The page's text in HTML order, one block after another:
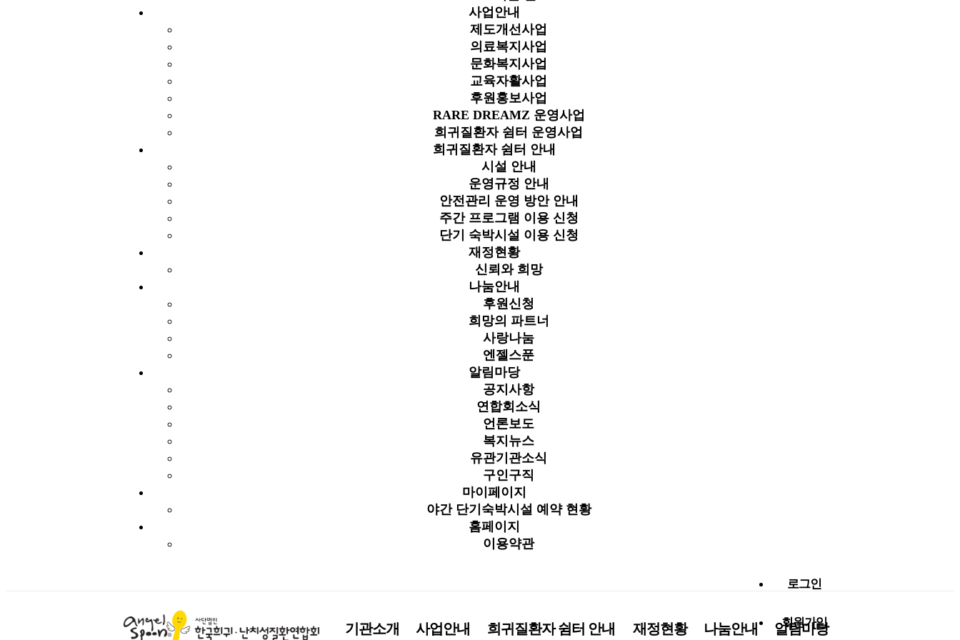
사업안내
제도개선사업
의료복지사업
문화복지사업
교육자활사업
후원홍보사업
RARE DREAMZ 운영사업
희귀질환자 쉼터 운영사업
희귀질환자 쉼터 안내
시설 안내
운영규정 안내
안전관리 운영 방안 안내
주간 프로그램 이용 신청
단기 숙박시설 이용 신청
재정현황
신뢰와 희망
나눔안내
후원신청
희망의 파트너
사랑나눔
엔젤스푼
알림마당
공지사항
연합회소식
언론보도
복지뉴스
유관기관소식
구인구직
마이페이지
야간 단기숙박시설 예약 현황
홈페이지
이용약관
로그인
회원가입
기관소개 사업안내 희귀질환자 쉼터 안내 재정현황 나눔안내 알림마당